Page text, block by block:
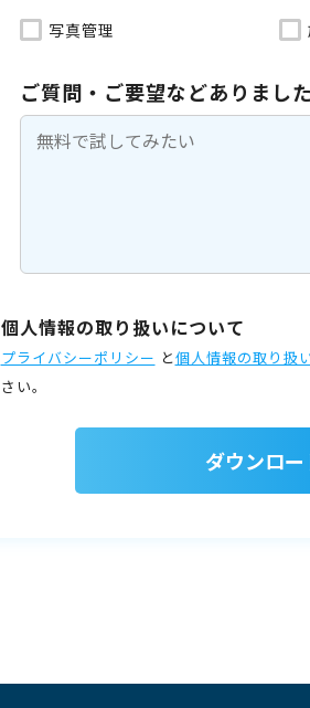
写真管理
ご質問・ご要望などありまし
個人情報の取り扱いについて
プライバシーポリシー と個人情報の取り扱
さい。
ダウンロー